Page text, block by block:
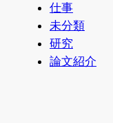
仕事
未分類
研究
論文紹介